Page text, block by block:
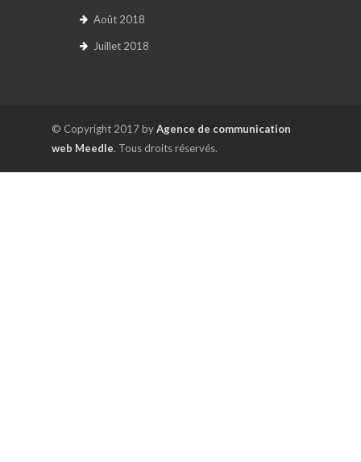
Août 2018
Juillet 2018
© Copyright 2017 byAgence de communication
web Meedle. Tous droits réservés.